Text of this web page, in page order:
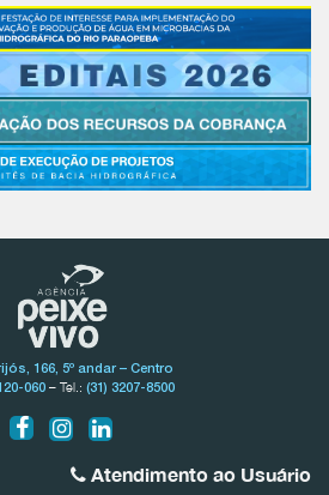
166, 5º andar – Centro
060 – Tel.: (31) 3207-8500
Atendimento ao Usuário